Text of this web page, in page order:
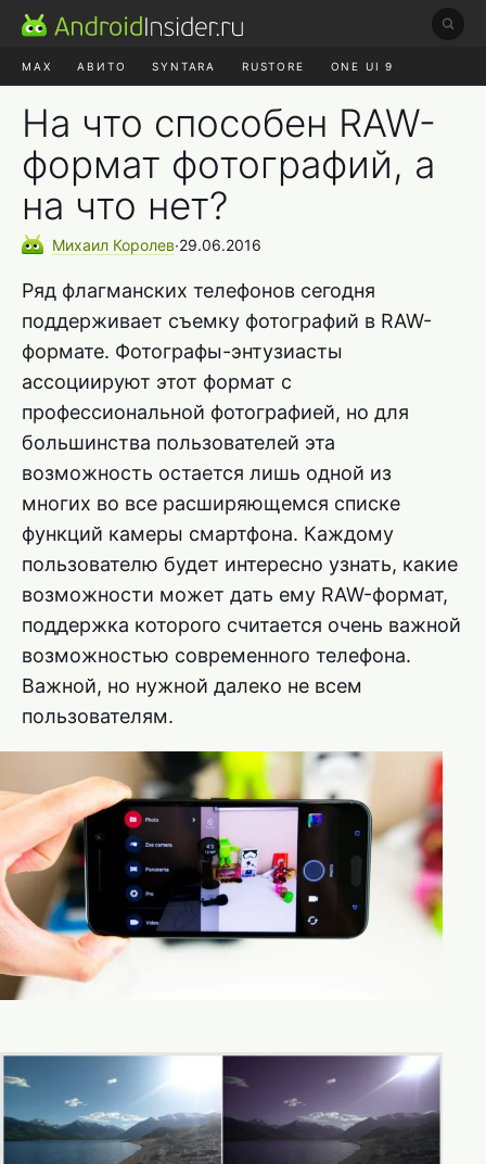
MAX АВИТО SYNTARA RUSTORE ONE UI 9
На что способен RAW-
формат фотографий, а
на что нет?
Михаил Королев∙29.06.2016
Ряд флагманских телефонов сегодня
поддерживает съемку фотографий в RAW-
формате. Фотографы-энтузиасты
ассоциируют этот формат с
профессиональной фотографией, но для
большинства пользователей эта
возможность остается лишь одной из
многих во все расширяющемся списке
функций камеры смартфона. Каждому
пользователю будет интересно узнать, какие
возможности может дать ему RAW-формат,
поддержка которого считается очень важной
возможностью современного телефона.
Важной, но нужной далеко не всем
пользователям.